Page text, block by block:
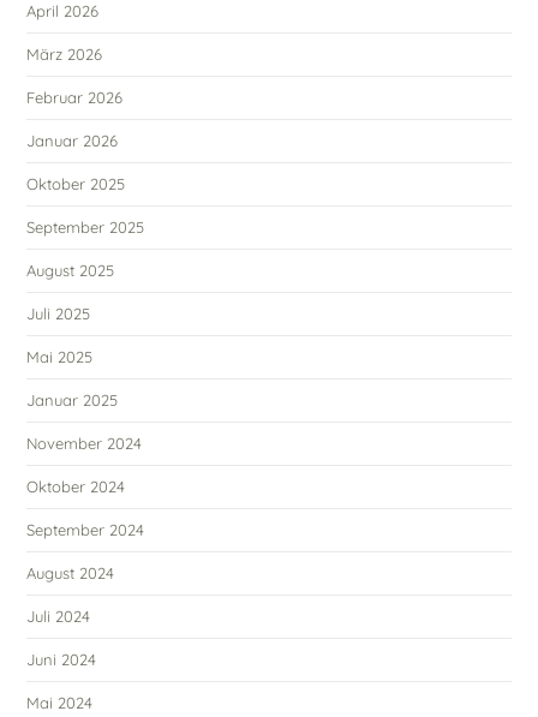
April 2026
März 2026
Februar 2026
Januar 2026
Oktober 2025
September 2025
August 2025
Juli 2025
Mai 2025
Januar 2025
November 2024
Oktober 2024
September 2024
August 2024
Juli 2024
Juni 2024
Mai 2024